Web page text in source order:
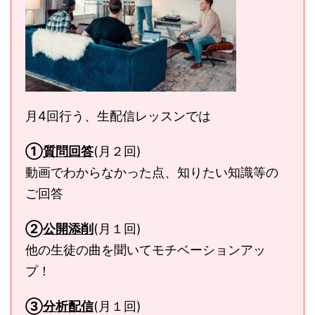
月4回行う、生配信レッスンでは
①質問回答(月２回)
動画でわからなかった点、知りたい知識等の
ご回答
②公開添削 (月１回)
他の生徒の曲を聞いてモチベーションアッ
プ！
③分析配信(月１回)